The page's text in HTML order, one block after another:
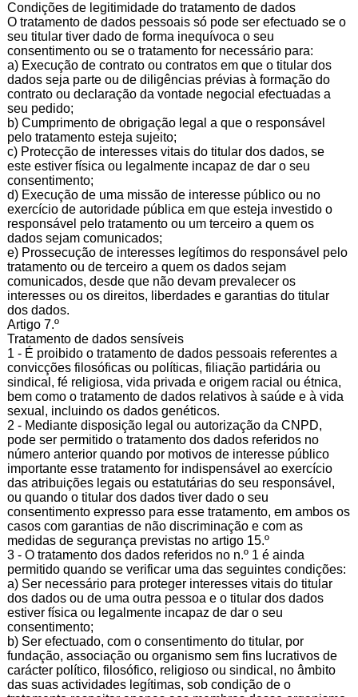
Condições de legitimidade do tratamento de dados
O tratamento de dados pessoais só pode ser efectuado se o
seu titular tiver dado de forma inequívoca o seu
consentimento ou se o tratamento for necessário para:
a) Execução de contrato ou contratos em que o titular dos
dados seja parte ou de diligências prévias à formação do
contrato ou declaração da vontade negocial efectuadas a
seu pedido;
b) Cumprimento de obrigação legal a que o responsável
pelo tratamento esteja sujeito;
c) Protecção de interesses vitais do titular dos dados, se
este estiver física ou legalmente incapaz de dar o seu
consentimento;
d) Execução de uma missão de interesse público ou no
exercício de autoridade pública em que esteja investido o
responsável pelo tratamento ou um terceiro a quem os
dados sejam comunicados;
e) Prossecução de interesses legítimos do responsável pelo
tratamento ou de terceiro a quem os dados sejam
comunicados, desde que não devam prevalecer os
interesses ou os direitos, liberdades e garantias do titular
dos dados.
Artigo 7.º
Tratamento de dados sensíveis
1 - É proibido o tratamento de dados pessoais referentes a
convicções filosóficas ou políticas, filiação partidária ou
sindical, fé religiosa, vida privada e origem racial ou étnica,
bem como o tratamento de dados relativos à saúde e à vida
sexual, incluindo os dados genéticos.
2 - Mediante disposição legal ou autorização da CNPD,
pode ser permitido o tratamento dos dados referidos no
número anterior quando por motivos de interesse público
importante esse tratamento for indispensável ao exercício
das atribuições legais ou estatutárias do seu responsável,
ou quando o titular dos dados tiver dado o seu
consentimento expresso para esse tratamento, em ambos os
casos com garantias de não discriminação e com as
medidas de segurança previstas no artigo 15.º
3 - O tratamento dos dados referidos no n.º 1 é ainda
permitido quando se verificar uma das seguintes condições:
a) Ser necessário para proteger interesses vitais do titular
dos dados ou de uma outra pessoa e o titular dos dados
estiver física ou legalmente incapaz de dar o seu
consentimento;
b) Ser efectuado, com o consentimento do titular, por
fundação, associação ou organismo sem fins lucrativos de
carácter político, filosófico, religioso ou sindical, no âmbito
das suas actividades legítimas, sob condição de o